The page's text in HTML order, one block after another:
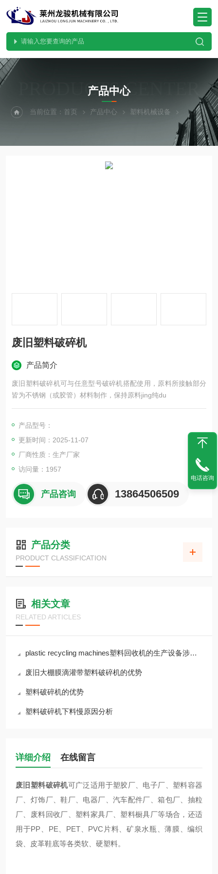
PRODUCTS CENTER
产品中心
当前位置：首页 产品中心 塑料机械设备 塑料破碎机
废旧塑料破碎机
产品简介
废旧塑料破碎机可与任意型号破碎机搭配使用，原料所接触部分
皆为不锈钢（或胶管）材料制作，保持原料jing纯du
产品型号：
更新时间：2025-11-07
厂商性质：生产厂家
访问量：1957
产品咨询 13864506509
产品分类
PRODUCT CLASSIFICATION
相关文章
RELATED ARTICLES
plastic recycling machines塑料回收机的生产设备涉及哪些工艺步骤？
废旧大棚膜滴灌带塑料破碎机的优势
塑料破碎机的优势
塑料破碎机下料慢原因分析
详细介绍 在线留言
废旧塑料破碎机可广泛适用于塑胶厂、电子厂、塑料容器
厂、灯饰厂、鞋厂、电器厂、汽车配件厂、箱包厂、抽粒
厂、废料回收厂、塑料家具厂、塑料橱具厂等场合，还适
用于PP、PE、PET、PVC片料、矿泉水瓶、薄膜、编织
袋、皮革鞋底等各类软、硬塑料。
电话咨询